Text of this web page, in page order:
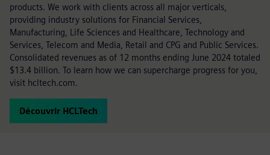
products. We work with clients across all major verticals,
providing industry solutions for Financial Services,
Manufacturing, Life Sciences and Healthcare, Technology and
Services, Telecom and Media, Retail and CPG and Public Services.
Consolidated revenues as of 12 months ending June 2024 totaled
$13.4 billion. To learn how we can supercharge progress for you,
visit hcltech.com.
Découvrir HCLTech